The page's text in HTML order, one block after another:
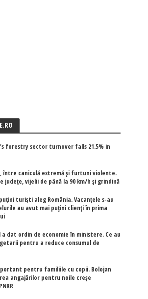
forestry sector turnover falls 21.5% in
între caniculă extremă și furtuni violente.
județe, vijelii de până la 90 km/h și grindină
turiști aleg România. Vacanțele s-au
au avut mai puțini clienți în prima
a dat ordin de economie în ministere. Ce au
pentru a reduce consumul de
pentru familiile cu copii. Bolojan
angajărilor pentru noile creșe